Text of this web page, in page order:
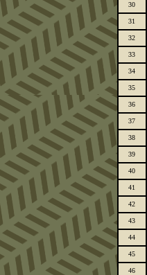
30
31
32
33
34
35
36
37
38
39
40
41
42
43
44
45
46